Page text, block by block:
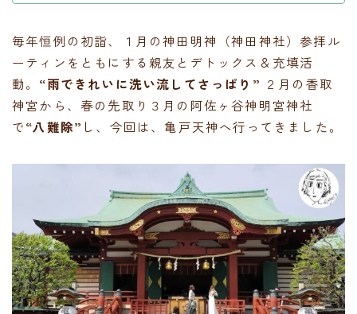
毎年恒例の初詣、１月の神田明神（神田神社）参拝ル
ーティンをともにする親友とデトックス＆充填活
動。 “雨できれいに洗い流してさっぱり” ２月の香取
神宮から、春の先取り３月の阿佐ヶ谷神明宮神社
で“八難除” し、今回は、亀戸天神へ行ってきました。